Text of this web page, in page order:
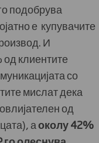
подобрува
е купувачите
И
од клиентите
со
мислат дека
од
аоколу 42%